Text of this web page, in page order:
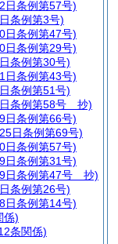
日条例第57号)
条例第3号)
日条例第47号)
日条例第29号)
条例第30号)
日条例第43号)
条例第51号)
条例第58号 抄)
日条例第66号)
日条例第69号)
日条例第57号)
日条例第31号)
日条例第47号 抄)
条例第26号)
日条例第14号)
係)
条関係)